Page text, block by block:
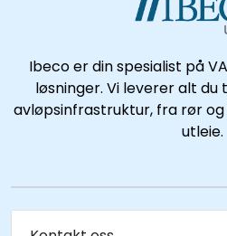
Ibeco er din spesialist på
løsninger. Vi leverer alt
avløpsinfrastruktur, fra rør
utleie.